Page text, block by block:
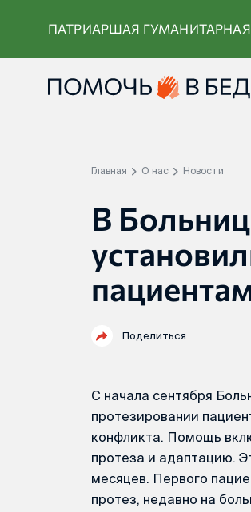
ПАТРИАРШАЯ
Главная О нас Новости
В
Поделиться
С начала сентября
протезировании
конфликта. Помощь
протеза и адаптацию.
месяцев. Первого
протез, недавно на